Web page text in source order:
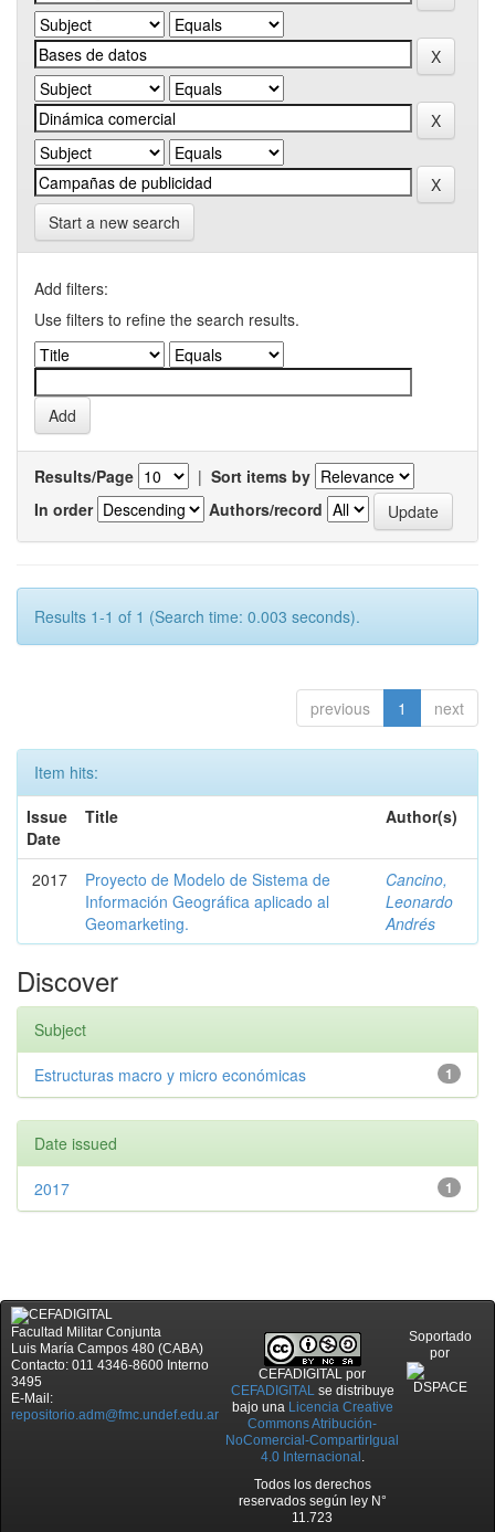
Start a new search
Add filters:
Use filters to refine the search results.
Results/Page | Sort items by
In order
Authors/record
Results 1-1 of 1 (Search time: 0.003 seconds).
previous 1 next
Item hits:
Issue
Date
Title Author(s)
2017
Proyecto de Modelo de Sistema de
Información Geográfica aplicado al
Geomarketing.
Cancino,
Leonardo
Andrés
Discover
Subject
1
Estructuras macro y micro económicas
Date issued
1
2017
Facultad Militar Conjunta
Luis María Campos 480 (CABA)
Contacto: 011 4346-8600 Interno
3495
E-Mail:
repositorio.adm@fmc.undef.edu.ar
CEFADIGITAL por
CEFADIGITALse distribuye
bajo una Licencia Creative
Commons Atribución-
NoComercial-CompartirIgual
4.0 Internacional .
Todos los derechos
reservados según ley N°
11.723
Soportado
por